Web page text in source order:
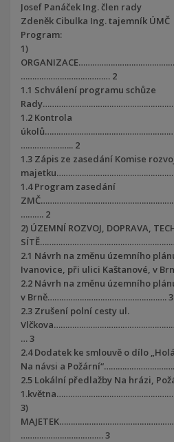
Josef Panáček Ing. člen rady
Zdeněk Cibulka Ing. tajemník ÚMČ
Program:
1)
………………………………… 2
1.1 Schválení programu schůze
1.2 Kontrola
………………….. 2
1.3 Zápis ze zasedání Komise
1.4 Program zasedání
………. 2
2) ÚZEMNÍ ROZVOJ, DOPRAVA,
2.1 Návrh na změnu územního
Ivanovice, při ulici Kaštanové, v
2.2 Návrh na změnu územního
v Brně……………………………………………. 3
2.3 Zrušení polní cesty ul.
… 3
2.4 Dodatek ke smlouvě o dílo
Na návsi a
2.5 Lokální předlažby Na hrázi,
3)
……………………………… 3